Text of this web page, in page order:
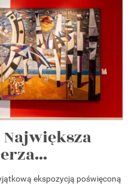
ekspozycją poświęconą